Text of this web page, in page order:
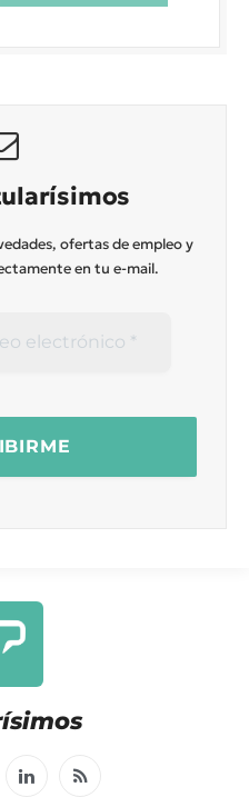
ofertas de empleo y
en tu e-mail.
LinkedInRSS